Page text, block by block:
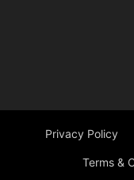
Privacy Policy
Terms &